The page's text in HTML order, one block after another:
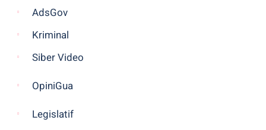
AdsGov
Kriminal
Siber Video
OpiniGua
Legislatif